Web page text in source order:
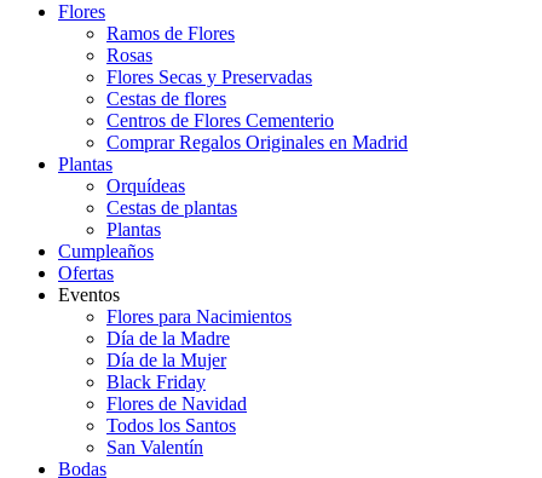
Flores
Ramos de Flores
Rosas
Flores Secas y Preservadas
Cestas de flores
Centros de Flores Cementerio
Comprar Regalos Originales en Madrid
Plantas
Orquídeas
Cestas de plantas
Plantas
Cumpleaños
Ofertas
Eventos
Flores para Nacimientos
Día de la Madre
Día de la Mujer
Black Friday
Flores de Navidad
Todos los Santos
San Valentín
Bodas